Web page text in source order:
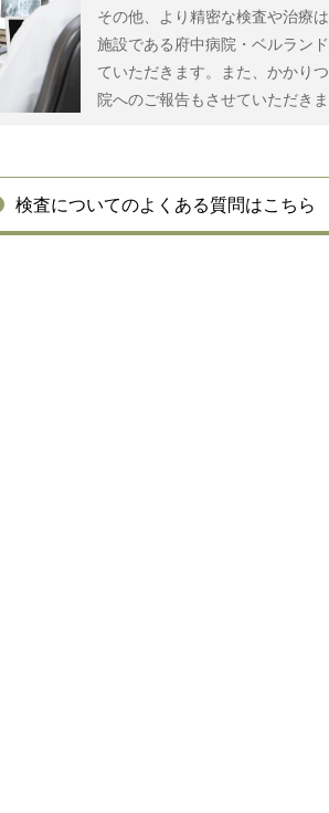
その他、より精密な検査や治療
施設である府中病院・ベルラン
ていただきます。また、かかり
院へのご報告もさせていただきま
検査についてのよくある質問はこちら